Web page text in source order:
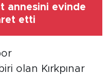
annesini evinde
etti
olan Kırkpınar